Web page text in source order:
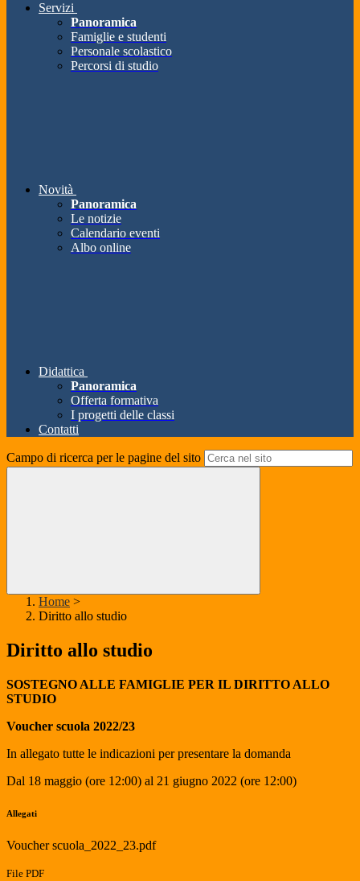
Servizi
Panoramica
Famiglie e studenti
Personale scolastico
Percorsi di studio
Novità
Panoramica
Le notizie
Calendario eventi
Albo online
Didattica
Panoramica
Offerta formativa
I progetti delle classi
Contatti
Campo di ricerca per le pagine del sito
Home >
Diritto allo studio
Diritto allo studio
SOSTEGNO ALLE FAMIGLIE PER IL DIRITTO ALLO
STUDIO
Voucher scuola 2022/23
In allegato tutte le indicazioni per presentare la domanda
Dal 18 maggio (ore 12:00) al 21 giugno 2022 (ore 12:00)
Allegati
Voucher scuola_2022_23.pdf
File PDF